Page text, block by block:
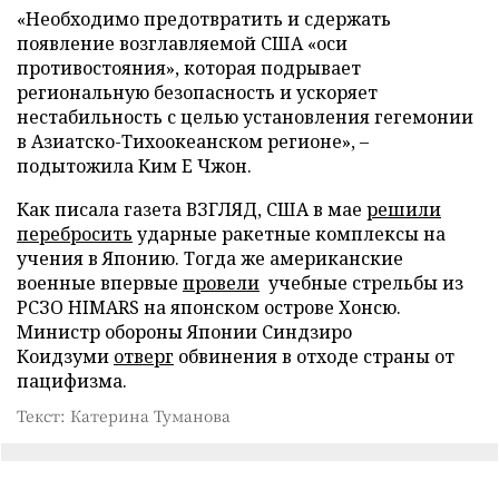
«Необходимо предотвратить и сдержать
появление возглавляемой США «оси
противостояния», которая подрывает
региональную безопасность и ускоряет
нестабильность с целью установления гегемонии
в Азиатско-Тихоокеанском регионе», –
подытожила Ким Е Чжон.
Как писала газета ВЗГЛЯД, США в мае решили
перебросить ударные ракетные комплексы на
учения в Японию. Тогда же американские
военные впервые провели учебные стрельбы из
РСЗО HIMARS на японском острове Хонсю.
Министр обороны Японии Синдзиро
Коидзуми отверг обвинения в отходе страны от
пацифизма.
Текст: Катерина Туманова